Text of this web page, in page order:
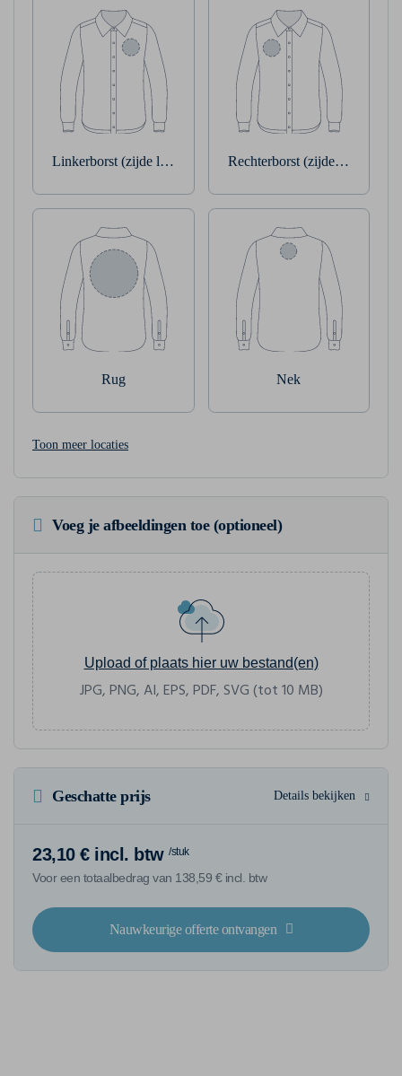
Linkerborst (zijde linkerarm) Rechterborst (zijde
Rug Nek
Toon meer locaties
Voeg je afbeeldingen toe (optioneel)
Upload of plaats hier uw bestand(en)
JPG, PNG, AI, EPS, PDF, SVG (tot 10 MB)
Geschatte prijs Details bekijken
23,10 € incl. btw /stuk
Voor een totaalbedrag van 138,59 € incl. btw
Nauwkeurige offerte ontvangen